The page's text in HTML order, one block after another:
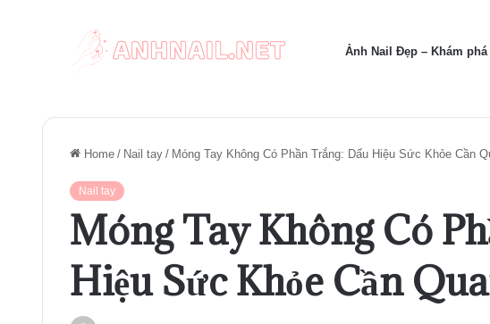
Ảnh Nail Đẹp – Khám
Home / Nail tay / Móng Tay Không Có Phần Trắng: Dấu Hiệu Sức Khỏe Cần
Nail tay
Móng Tay Không Có
Hiệu Sức Khỏe Cần